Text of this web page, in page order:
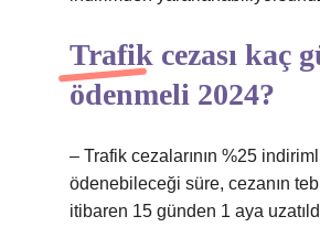
Trafik cezası kaç
ödenmeli 2024?
– Trafik cezalarının %25
ödenebileceği süre, cezanın
itibaren 15 günden 1 aya